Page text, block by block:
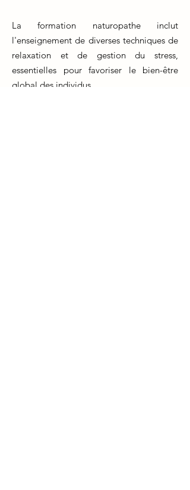
La formation naturopathe inclut
l'enseignement de diverses techniques de
relaxation et de gestion du stress,
essentielles pour favoriser le bien-être
global des individus.